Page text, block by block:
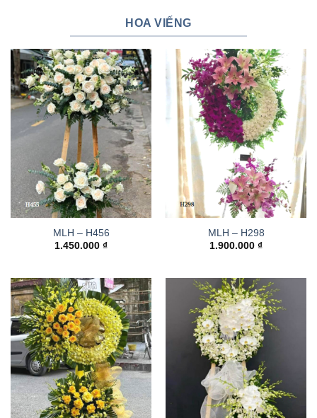
HOA VIẾNG
MLH – H456
1.450.000 ₫
MLH – H298
1.900.000 ₫